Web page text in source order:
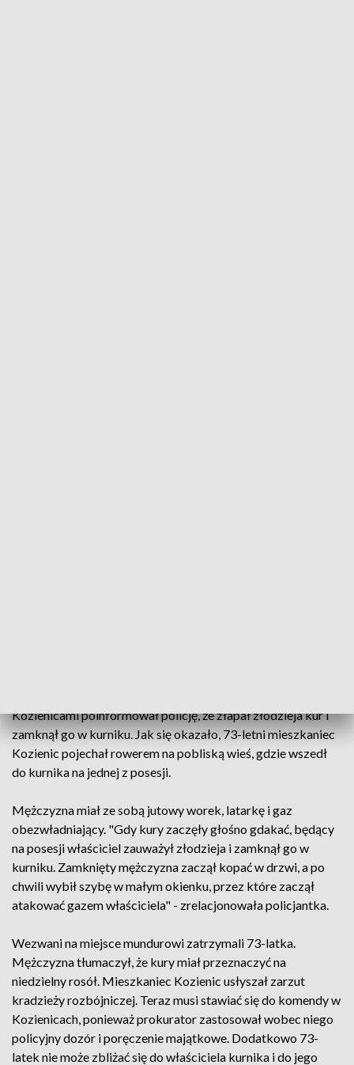
Kozienicami poinformował policję, że złapał złodzieja kur i
zamknął go w kurniku. Jak się okazało, 73-letni mieszkaniec
Kozienic pojechał rowerem na pobliską wieś, gdzie wszedł
do kurnika na jednej z posesji.
Mężczyzna miał ze sobą jutowy worek, latarkę i gaz
obezwładniający. "Gdy kury zaczęły głośno gdakać, będący
na posesji właściciel zauważył złodzieja i zamknął go w
kurniku. Zamknięty mężczyzna zaczął kopać w drzwi, a po
chwili wybił szybę w małym okienku, przez które zaczął
atakować gazem właściciela" - zrelacjonowała policjantka.
Wezwani na miejsce mundurowi zatrzymali 73-latka.
Mężczyzna tłumaczył, że kury miał przeznaczyć na
niedzielny rosół. Mieszkaniec Kozienic usłyszał zarzut
kradzieży rozbójniczej. Teraz musi stawiać się do komendy w
Kozienicach, ponieważ prokurator zastosował wobec niego
policyjny dozór i poręczenie majątkowe. Dodatkowo 73-
latek nie może zbliżać się do właściciela kurnika i do jego